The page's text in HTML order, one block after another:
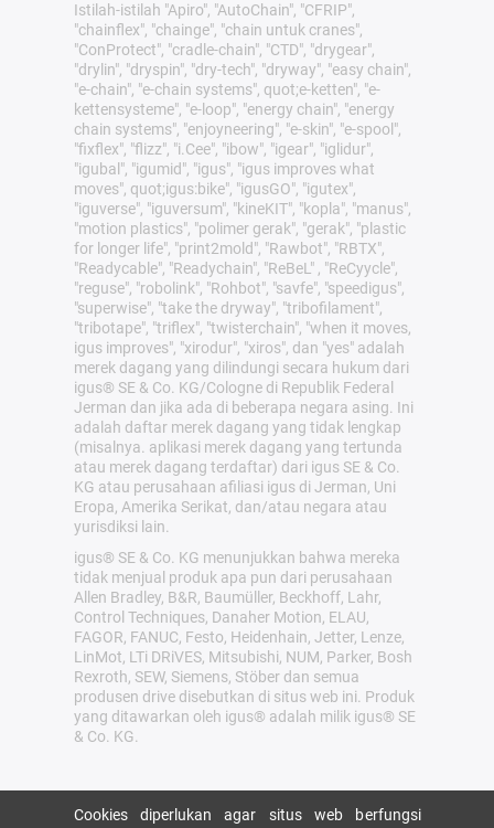
Istilah-istilah "Apiro", "AutoChain", "CFRIP",
"chainflex", "chainge", "chain untuk cranes",
"ConProtect", "cradle-chain", "CTD", "drygear",
"drylin", "dryspin", "dry-tech", "dryway", "easy chain",
"e-chain", "e-chain systems", quot;e-ketten", "e-
kettensysteme", "e-loop", "energy chain", "energy
chain systems", "enjoyneering", "e-skin", "e-spool",
"fixflex", "flizz", "i.Cee", "ibow", "igear", "iglidur",
"igubal", "igumid", "igus", "igus improves what
moves", quot;igus:bike", "igusGO", "igutex",
"iguverse", "iguversum", "kineKIT", "kopla", "manus",
"motion plastics", "polimer gerak", "gerak", "plastic
for longer life", "print2mold", "Rawbot", "RBTX",
"Readycable", "Readychain", "ReBeL" , "ReCyycle",
"reguse", "robolink", "Rohbot", "savfe", "speedigus",
"superwise", "take the dryway", "tribofilament",
"tribotape", "triflex", "twisterchain", "when it moves,
igus improves", "xirodur", "xiros", dan "yes" adalah
merek dagang yang dilindungi secara hukum dari
igus® SE & Co. KG/Cologne di Republik Federal
Jerman dan jika ada di beberapa negara asing. Ini
adalah daftar merek dagang yang tidak lengkap
(misalnya. aplikasi merek dagang yang tertunda
atau merek dagang terdaftar) dari igus SE & Co.
KG atau perusahaan afiliasi igus di Jerman, Uni
Eropa, Amerika Serikat, dan/atau negara atau
yurisdiksi lain.
igus® SE & Co. KG menunjukkan bahwa mereka
tidak menjual produk apa pun dari perusahaan
Allen Bradley, B&R, Baumüller, Beckhoff, Lahr,
Control Techniques, Danaher Motion, ELAU,
FAGOR, FANUC, Festo, Heidenhain, Jetter, Lenze,
LinMot, LTi DRiVES, Mitsubishi, NUM, Parker, Bosh
Rexroth, SEW, Siemens, Stöber dan semua
produsen drive disebutkan di situs web ini. Produk
yang ditawarkan oleh igus® adalah milik igus® SE
& Co. KG.
Cookies diperlukan agar situs web berfungsi